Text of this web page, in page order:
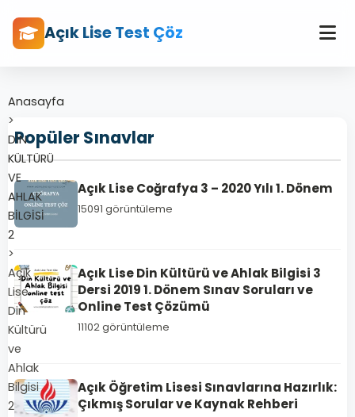
Açık Lise Test Çöz
Anasayfa
>
DİN
KÜLTÜRÜ
VE
AHLAK
BİLGİSİ
2
>
Açık
Lise
Din
Kültürü
ve
Ahlak
Bilgisi
2
Popüler Sınavlar
Açık Lise Coğrafya 3 – 2020 Yılı 1. Dönem
15091 görüntüleme
Açık Lise Din Kültürü ve Ahlak Bilgisi 3
Dersi 2019 1. Dönem Sınav Soruları ve
Online Test Çözümü
11102 görüntüleme
Açık Öğretim Lisesi Sınavlarına Hazırlık:
Çıkmış Sorular ve Kaynak Rehberi